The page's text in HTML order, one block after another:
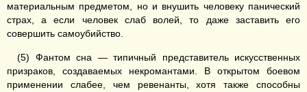
материальным предметом, но и внушить человеку панический
страх, а если человек слаб волей, то даже заставить его
совершить самоубийство.
(5) Фантом сна — типичный представитель искусственных
призраков, создаваемых некромантами. В открытом боевом
применении слабее, чем ревенанты, хотя также способны